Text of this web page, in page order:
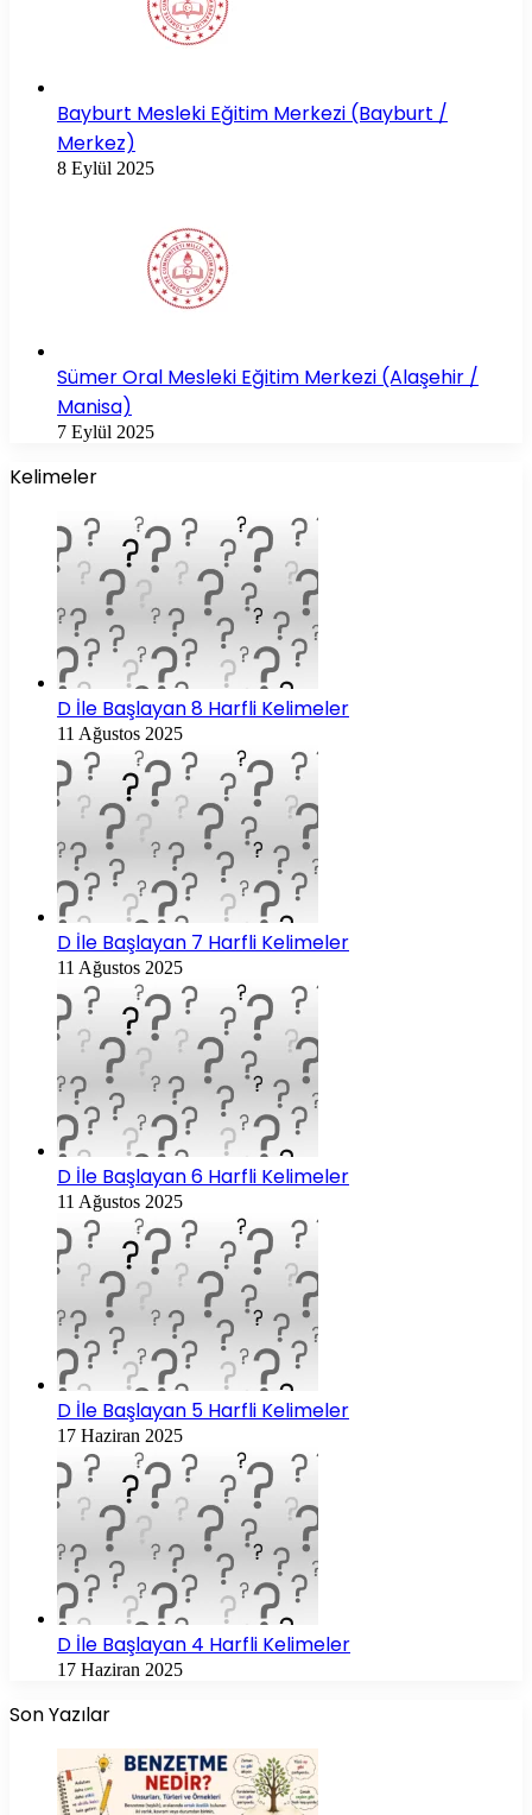
Bayburt Mesleki Eğitim Merkezi (Bayburt /
Merkez)
8 Eylül 2025
Sümer Oral Mesleki Eğitim Merkezi (Alaşehir /
Manisa)
7 Eylül 2025
Kelimeler
D İle Başlayan 8 Harfli Kelimeler
11 Ağustos 2025
D İle Başlayan 7 Harfli Kelimeler
11 Ağustos 2025
D İle Başlayan 6 Harfli Kelimeler
11 Ağustos 2025
D İle Başlayan 5 Harfli Kelimeler
17 Haziran 2025
D İle Başlayan 4 Harfli Kelimeler
17 Haziran 2025
Son Yazılar